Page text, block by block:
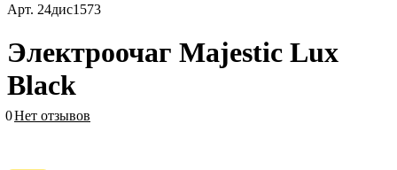
Арт. 24дис1573
Электроочаг Majestic Lux
Black
0Нет отзывов